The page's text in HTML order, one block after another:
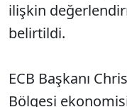
ilişkin
belirtildi.
ECB Başkanı
Bölgesi